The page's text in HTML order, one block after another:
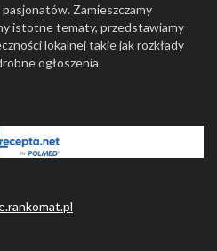
Zamieszczamy
istotne tematy, przedstawiamy
lokalnej takie jak rozkłady
ogłoszenia.